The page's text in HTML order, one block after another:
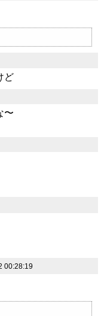
ど
〜
00:28:19